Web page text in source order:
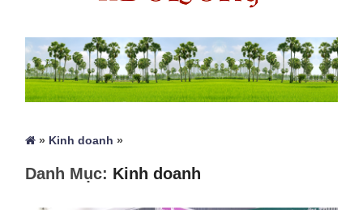
» Kinh doanh »
Danh Mục: Kinh doanh